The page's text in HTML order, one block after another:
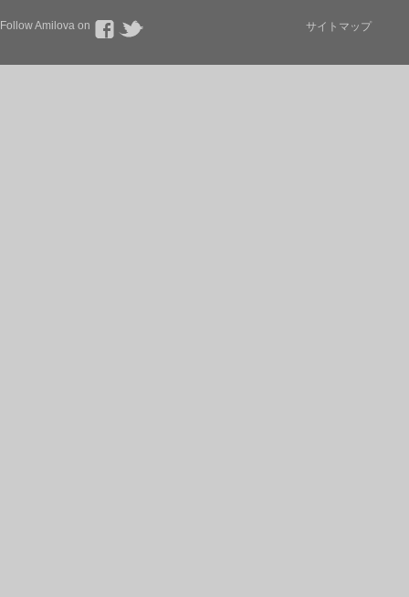
Follow Amilova on サイトマップ